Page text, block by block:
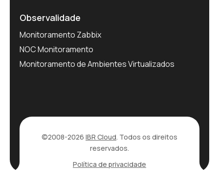
Observalidade
Monitoramento Zabbix
NOC Monitoramento
Monitoramento de Ambientes Virtualizados
©2008-2026 IBR Cloud. Todos os direitos
reservados.
Política de privacidade